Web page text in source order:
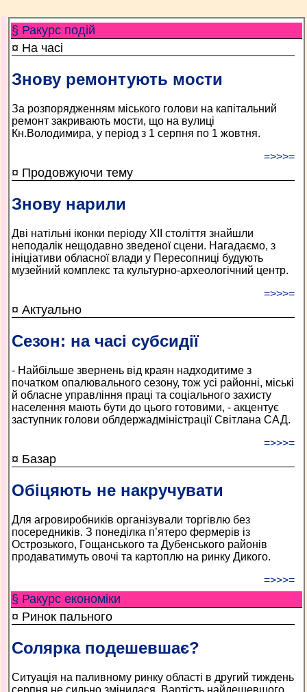
§ Ракурс подій
¤ На часі
Знову ремонтують мости
За розпорядженням міського голови на капітальний
ремонт закривають мости, що на вулиці
Кн.Володимира, у період з 1 серпня по 1 жовтня.
=>>>=
¤ Продовжуючи тему
Знову нарили
Дві натільні іконки періоду ХІІ століття знайшли
неподалік нещодавно зведеної сцени. Нагадаємо, з
ініціативи обласної влади у Пересопниці будують
музейний комплекс та культурно-археологічний центр.
=>>>=
¤ Актуально
Сезон: на часі субсидії
- Найбільше звернень від краян надходитиме з
початком опалювального сезону, тож усі районні, міські
й обласне управління праці та соціального захисту
населення мають бути до цього готовими, - акцентує
заступник голови облдержадміністрації Світлана САД.
=>>>=
¤ Базар
Обіцяють не накручувати
Для агровиробників організували торгівлю без
посередників. З понеділка п’ятеро фермерів із
Острозького, Гощанського та Дубенського районів
продаватимуть овочі та картоплю на ринку Дикого.
=>>>=
§ Ракурс економiки
¤ Ринок пального
Солярка подешевшає?
Ситуація на паливному ринку області в другий тиждень
серпня не сильно змінилася. Вартість найдешевшого